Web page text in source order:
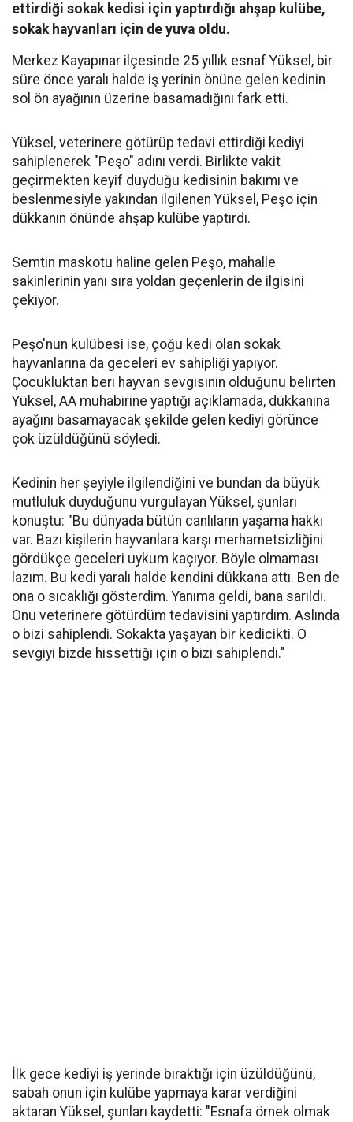
ettirdiği sokak kedisi için yaptırdığı ahşap kulübe,
sokak hayvanları için de yuva oldu.
Merkez Kayapınar ilçesinde 25 yıllık esnaf Yüksel, bir
süre önce yaralı halde iş yerinin önüne gelen kedinin
sol ön ayağının üzerine basamadığını fark etti.
Yüksel, veterinere götürüp tedavi ettirdiği kediyi
sahiplenerek "Peşo" adını verdi. Birlikte vakit
geçirmekten keyif duyduğu kedisinin bakımı ve
beslenmesiyle yakından ilgilenen Yüksel, Peşo için
dükkanın önünde ahşap kulübe yaptırdı.
Semtin maskotu haline gelen Peşo, mahalle
sakinlerinin yanı sıra yoldan geçenlerin de ilgisini
çekiyor.
Peşo'nun kulübesi ise, çoğu kedi olan sokak
hayvanlarına da geceleri ev sahipliği yapıyor.
Çocukluktan beri hayvan sevgisinin olduğunu belirten
Yüksel, AA muhabirine yaptığı açıklamada, dükkanına
ayağını basamayacak şekilde gelen kediyi görünce
çok üzüldüğünü söyledi.
Kedinin her şeyiyle ilgilendiğini ve bundan da büyük
mutluluk duyduğunu vurgulayan Yüksel, şunları
konuştu: "Bu dünyada bütün canlıların yaşama hakkı
var. Bazı kişilerin hayvanlara karşı merhametsizliğini
gördükçe geceleri uykum kaçıyor. Böyle olmaması
lazım. Bu kedi yaralı halde kendini dükkana attı. Ben de
ona o sıcaklığı gösterdim. Yanıma geldi, bana sarıldı.
Onu veterinere götürdüm tedavisini yaptırdım. Aslında
o bizi sahiplendi. Sokakta yaşayan bir kedicikti. O
sevgiyi bizde hissettiği için o bizi sahiplendi."
İlk gece kediyi iş yerinde bıraktığı için üzüldüğünü,
sabah onun için kulübe yapmaya karar verdiğini
aktaran Yüksel, şunları kaydetti: "Esnafa örnek olmak